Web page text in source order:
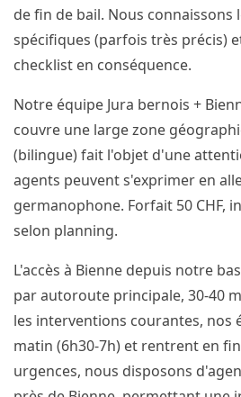
de fin de bail. Nous connaissons
spécifiques (parfois très précis)
checklist en conséquence.
Notre équipe Jura bernois +
couvre une large zone
(bilingue) fait l'objet d'une
agents peuvent s'exprimer en
germanophone. Forfait 50 CHF,
selon planning.
L'accès à Bienne depuis notre
par autoroute principale, 30-40
les interventions courantes, nos
matin (6h30-7h) et rentrent en
urgences, nous disposons